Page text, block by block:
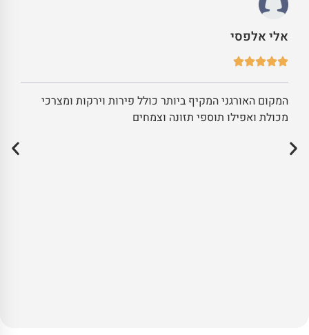
אלי אלפסי
המקום האורגני המקיף ביותר כולל פירות וירקות ומצרכי
מכולת ואפילו תוספי תזונה וצמחים